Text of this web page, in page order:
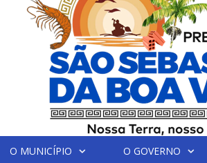
O MUNICÍPIO O GOVERNO